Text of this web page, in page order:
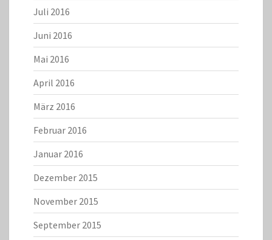
Juli 2016
Juni 2016
Mai 2016
April 2016
März 2016
Februar 2016
Januar 2016
Dezember 2015
November 2015
September 2015